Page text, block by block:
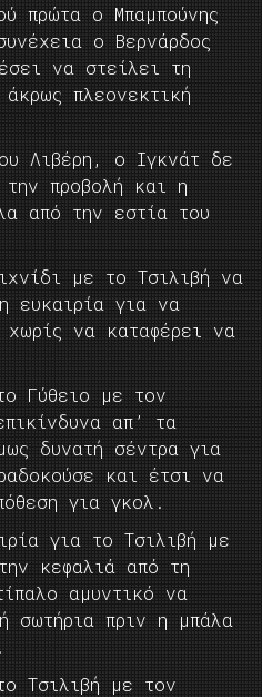
πρώτα ο Μπαμπούνης
ο Βερνάρδος
να στείλει τη
πλεονεκτική
Λιβέρη, ο Ιγκνάτ δε
προβολή και η
από την εστία του
με το Τσιλιβή να
ευκαιρία για να
να καταφέρει να
Γύθειο με τον
απ’ τα
δυνατή σέντρα για
και έτσι να
για γκολ.
για το Τσιλιβή με
κεφαλιά από τη
αμυντικό να
σωτήρια πριν η μπάλα
Τσιλιβή με τον